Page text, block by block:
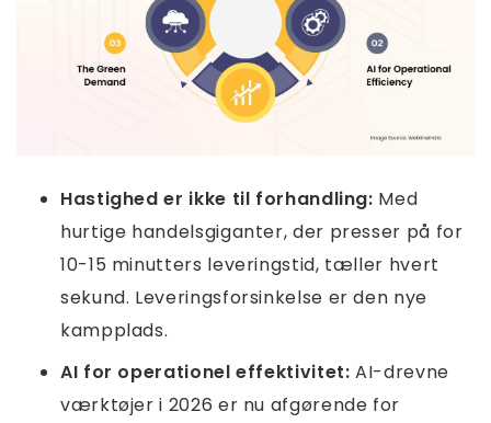
Hastighed er ikke til forhandling: Med
hurtige handelsgiganter, der presser på for
10-15 minutters leveringstid, tæller hvert
sekund. Leveringsforsinkelse er den nye
kampplads.
AI for operationel effektivitet:AI-drevne
værktøjer i 2026 er nu afgørende for